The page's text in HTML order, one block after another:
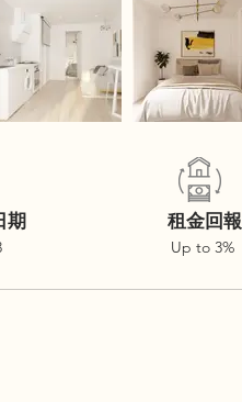
期 租金回報
Up to 3%